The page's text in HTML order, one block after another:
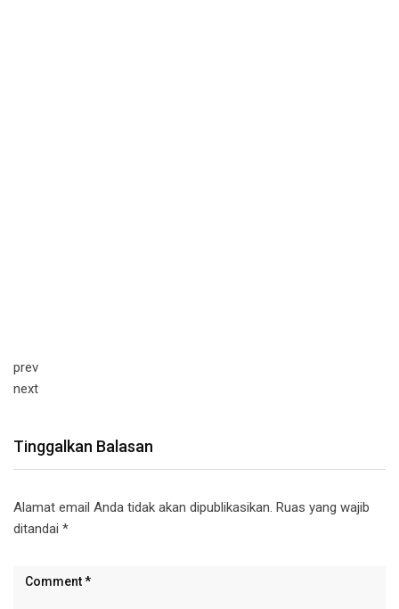
prev
next
Tinggalkan Balasan
Alamat email Anda tidak akan dipublikasikan. Ruas yang wajib
ditandai *